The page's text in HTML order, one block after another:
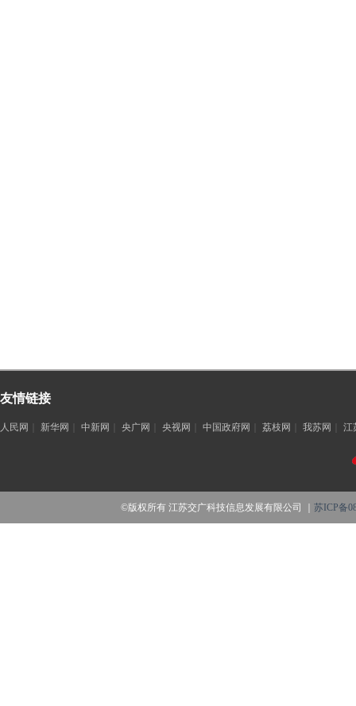
友情链接
人民网 新华网 中新网 央广网 央视网 中国政府网 荔枝网 我苏网 江
©版权所有 江苏交广科技信息发展有限公司 ｜苏ICP备